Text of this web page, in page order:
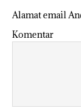
Alamat email
Komentar